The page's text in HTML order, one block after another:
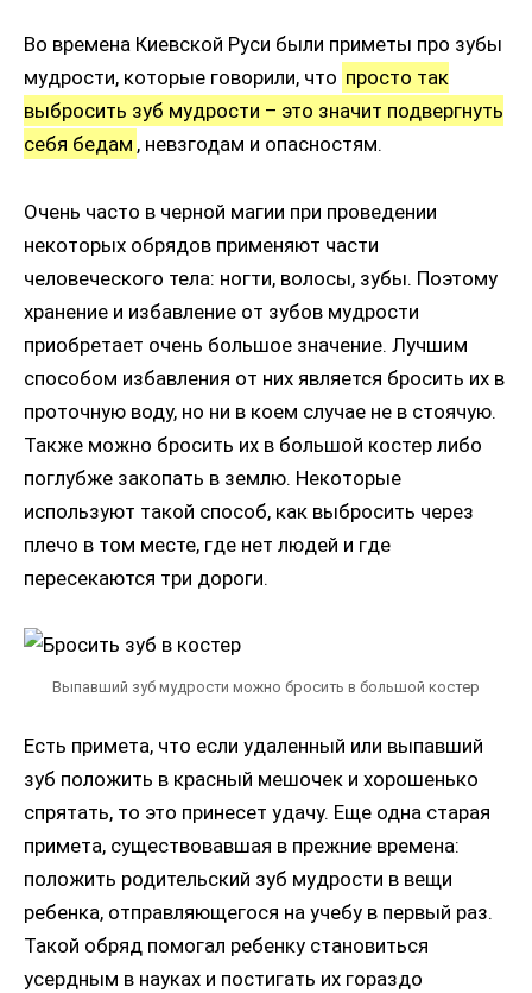
Во времена Киевской Руси были приметы про зубы
мудрости, которые говорили, что просто так
выбросить зуб мудрости – это значит подвергнуть
себя бедам , невзгодам и опасностям.
Очень часто в черной магии при проведении
некоторых обрядов применяют части
человеческого тела: ногти, волосы, зубы. Поэтому
хранение и избавление от зубов мудрости
приобретает очень большое значение. Лучшим
способом избавления от них является бросить их в
проточную воду, но ни в коем случае не в стоячую.
Также можно бросить их в большой костер либо
поглубже закопать в землю. Некоторые
используют такой способ, как выбросить через
плечо в том месте, где нет людей и где
пересекаются три дороги.
Выпавший зуб мудрости можно бросить в большой костер
Есть примета, что если удаленный или выпавший
зуб положить в красный мешочек и хорошенько
спрятать, то это принесет удачу. Еще одна старая
примета, существовавшая в прежние времена:
положить родительский зуб мудрости в вещи
ребенка, отправляющегося на учебу в первый раз.
Такой обряд помогал ребенку становиться
усердным в науках и постигать их гораздо